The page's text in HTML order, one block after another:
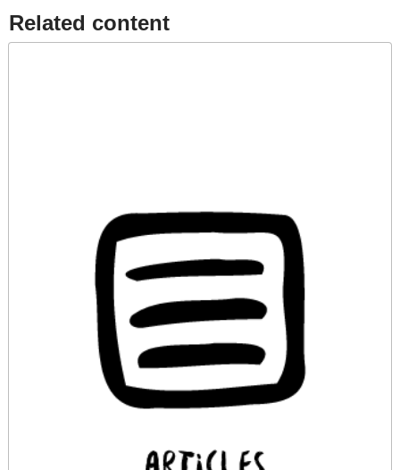
Related content​